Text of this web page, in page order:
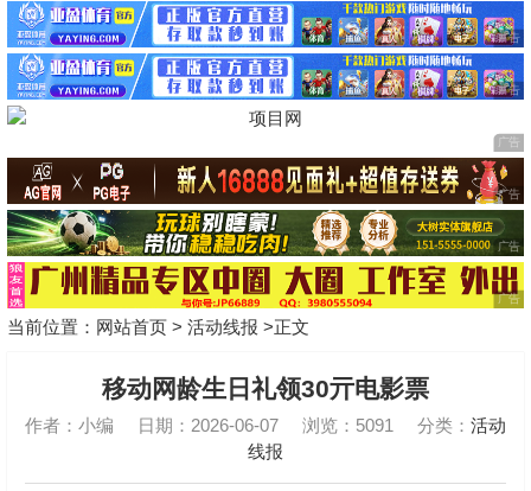
当前位置： 网站首页 > 活动线报 >正文
移动网龄生日礼领30亓电影票
作者：小编 日期：2026-06-07 浏览：5091 分类： 活动
线报